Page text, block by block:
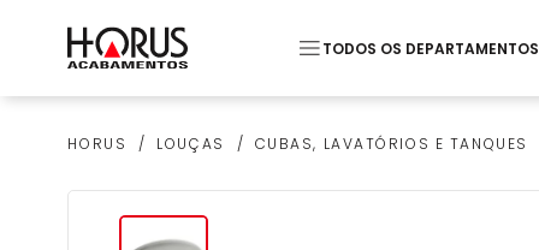
TODOS OS DEPARTAMENTOS
HORUS LOUÇAS CUBAS, LAVATÓRIOS E TANQUES